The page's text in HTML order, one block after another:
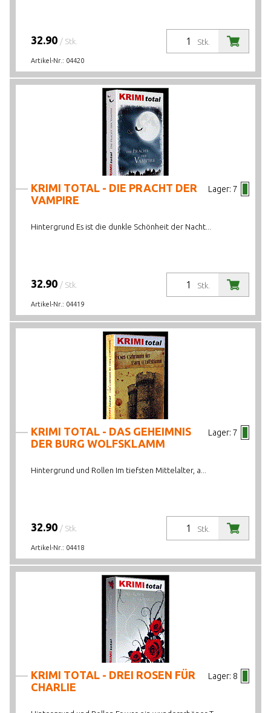
Stk.
32.90 / Stk.
Artikel-Nr.: 04420
Lager: 7
KRIMI TOTAL - DIE PRACHT DER
VAMPIRE
Hintergrund Es ist die dunkle Schönheit der Nacht...
Stk.
32.90 / Stk.
Artikel-Nr.: 04419
Lager: 7
KRIMI TOTAL - DAS GEHEIMNIS
DER BURG WOLFSKLAMM
Hintergrund und Rollen Im tiefsten Mittelalter, a...
Stk.
32.90 / Stk.
Artikel-Nr.: 04418
Lager: 8
KRIMI TOTAL - DREI ROSEN FÜR
CHARLIE